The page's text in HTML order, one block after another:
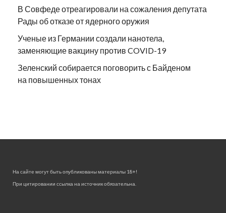
В Совфеде отреагировали на сожаления депутата
Рады об отказе от ядерного оружия
Ученые из Германии создали нанотела,
заменяющие вакцину против COVID-19
Зеленский собирается поговорить с Байденом
на повышенных тонах
На сайте могут быть опубликованы материалы 18+!
При цитировании ссылка на источник обязательна.